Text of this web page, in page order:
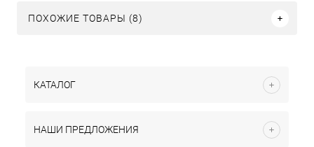
ПОХОЖИЕ ТОВАРЫ (8)
КАТАЛОГ
НАШИ ПРЕДЛОЖЕНИЯ